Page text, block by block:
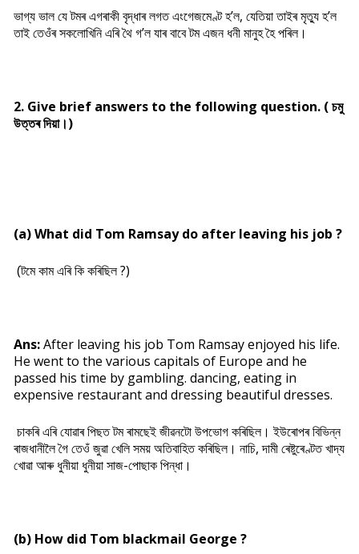
ভাগ্য ভাল যে টমৰ এগৰাকী বৃদ্ধাৰ লগত এংগেজমেণ্ট হ’ল, যেতিয়া তাইৰ মৃত্যু হ’ল
তাই তেওঁৰ সকলোখিনি এৰি থৈ গ’ল যাৰ বাবে টম এজন ধনী মানুহ হৈ পৰিল।
2. Give brief answers to the following question. ( চমু
উত্তৰ দিয়া।)
(a) What did Tom Ramsay do after leaving his job ?
(টমে কাম এৰি কি কৰিছিল ?)
Ans:After leaving his job Tom Ramsay enjoyed his life.
He went to the various capitals of Europe and he
passed his time by gambling. dancing, eating in
expensive restaurant and dressing beautiful dresses.
চাকৰি এৰি যোৱাৰ পিছত টম ৰামছেই জীৱনটো উপভোগ কৰিছিল। ইউৰোপৰ বিভিন্ন
ৰাজধানীলৈ গৈ তেওঁ জুৱা খেলি সময় অতিবাহিত কৰিছিল। নাচি, দামী ৰেষ্টুৰেণ্টত খাদ্য
খোৱা আৰু ধুনীয়া ধুনীয়া সাজ-পোছাক পিন্ধা।
(b) How did Tom blackmail George ?